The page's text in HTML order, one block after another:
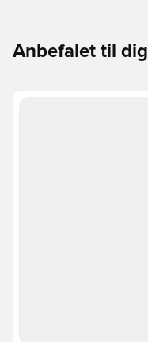
Anbefalet til dig